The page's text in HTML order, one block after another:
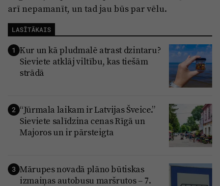
arī nepamanīt, un tad jau būs par vēlu.
LASĪTĀKAIS
1 Kur un kā pludmalē atrast dzintaru?
Sieviete atklāj viltību, kas tiešām
strādā
2 “Jūrmala laikam ir Latvijas Šveice.”
Sieviete salīdzina cenas Rīgā un
Majoros un ir pārsteigta
3 Mārupes novadā plāno būtiskas
izmaiņas autobusu maršrutos – 7.